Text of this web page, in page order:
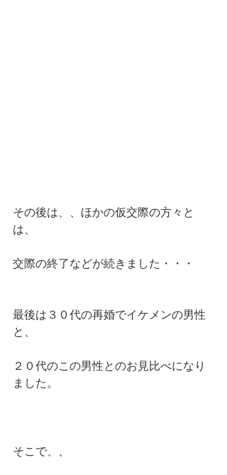
その後は、、ほかの仮交際の方々と
は、
交際の終了などが続きました・・・
最後は３０代の再婚でイケメンの男性
と、
２０代のこの男性とのお見比べになり
ました。
そこで、、